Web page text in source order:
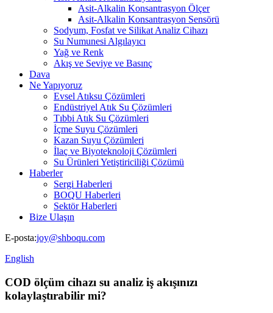
Asit-Alkalin Konsantrasyon Ölçer
Asit-Alkalin Konsantrasyon Sensörü
Sodyum, Fosfat ve Silikat Analiz Cihazı
Su Numunesi Algılayıcı
Yağ ve Renk
Akış ve Seviye ve Basınç
Dava
Ne Yapıyoruz
Evsel Atıksu Çözümleri
Endüstriyel Atık Su Çözümleri
Tıbbi Atık Su Çözümleri
İçme Suyu Çözümleri
Kazan Suyu Çözümleri
İlaç ve Biyoteknoloji Çözümleri
Su Ürünleri Yetiştiriciliği Çözümü
Haberler
Sergi Haberleri
BOQU Haberleri
Sektör Haberleri
Bize Ulaşın
E-posta:joy@shboqu.com
English
COD ölçüm cihazı su analiz iş akışınızı
kolaylaştırabilir mi?